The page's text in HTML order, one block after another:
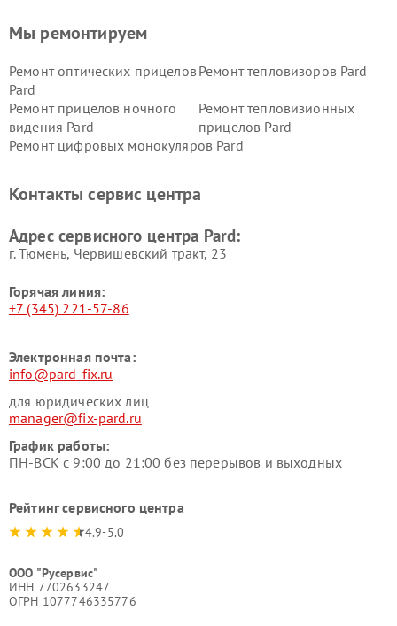
Мы ремонтируем
Ремонт оптических прицелов
Pard
Ремонт тепловизоров Pard
Ремонт прицелов ночного
видения Pard
Ремонт тепловизионных
прицелов Pard
Ремонт цифровых монокуляров Pard
Контакты сервис центра
Адрес сервисного центра Pard:
г. Тюмень, ​Червишевский тракт, 23
Горячая линия:
+7 (345) 221-57-86
Электронная почта:
info@pard-fix.ru
для юридических лиц
manager@fix-pard.ru
График работы:
ПН-ВСК с 9:00 до 21:00 без перерывов и выходных
Рейтинг сервисного центра
4.9-5.0
ООО "Русервис"
ИНН 7702633247
ОГРН 1077746335776